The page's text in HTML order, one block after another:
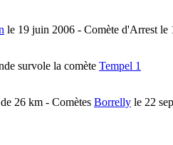
le 19 juin 2006 - Comète d'Arrest le
survole la comète Tempel 1
26 km - Comètes Borrelly le 22